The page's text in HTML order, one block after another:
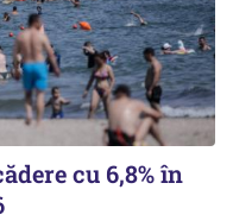
cu 6,8% în